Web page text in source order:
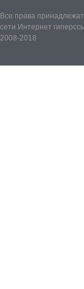
Все права
сети Интернет
2008-2018